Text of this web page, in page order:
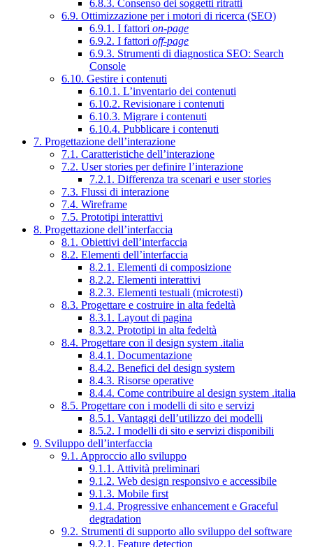
6.8.3. Consenso dei soggetti ritratti
6.9. Ottimizzazione per i motori di ricerca (SEO)
6.9.1. I fattori on-page
6.9.2. I fattori off-page
6.9.3. Strumenti di diagnostica SEO: Search
Console
6.10. Gestire i contenuti
6.10.1. L’inventario dei contenuti
6.10.2. Revisionare i contenuti
6.10.3. Migrare i contenuti
6.10.4. Pubblicare i contenuti
7. Progettazione dell’interazione
7.1. Caratteristiche dell’interazione
7.2. User stories per definire l’interazione
7.2.1. Differenza tra scenari e user stories
7.3. Flussi di interazione
7.4. Wireframe
7.5. Prototipi interattivi
8. Progettazione dell’interfaccia
8.1. Obiettivi dell’interfaccia
8.2. Elementi dell’interfaccia
8.2.1. Elementi di composizione
8.2.2. Elementi interattivi
8.2.3. Elementi testuali (microtesti)
8.3. Progettare e costruire in alta fedeltà
8.3.1. Layout di pagina
8.3.2. Prototipi in alta fedeltà
8.4. Progettare con il design system .italia
8.4.1. Documentazione
8.4.2. Benefici del design system
8.4.3. Risorse operative
8.4.4. Come contribuire al design system .italia
8.5. Progettare con i modelli di sito e servizi
8.5.1. Vantaggi dell’utilizzo dei modelli
8.5.2. I modelli di sito e servizi disponibili
9. Sviluppo dell’interfaccia
9.1. Approccio allo sviluppo
9.1.1. Attività preliminari
9.1.2. Web design responsivo e accessibile
9.1.3. Mobile first
9.1.4. Progressive enhancement e Graceful
degradation
9.2. Strumenti di supporto allo sviluppo del software
9.2.1. Feature detection